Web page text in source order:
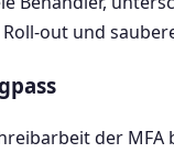
out und
der